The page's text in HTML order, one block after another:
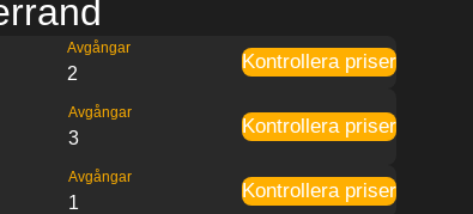
Avgångar
2
Kontrollera priser
Avgångar
3
Kontrollera priser
Avgångar
1
Kontrollera priser